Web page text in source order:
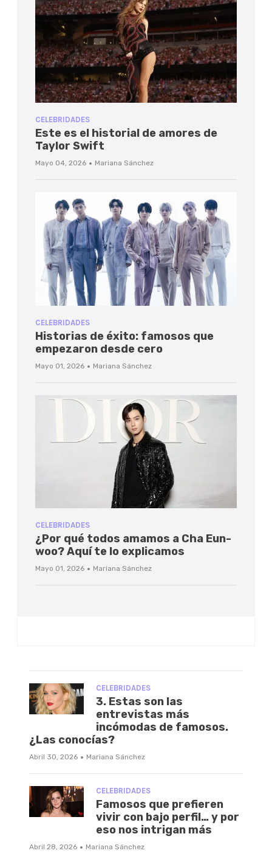
CELEBRIDADES
Este es el historial de amores de
Taylor Swift
Mayo 04, 2026 · Mariana Sánchez
CELEBRIDADES
Historias de éxito: famosos que
empezaron desde cero
Mayo 01, 2026 · Mariana Sánchez
CELEBRIDADES
¿Por qué todos amamos a Cha Eun-
woo? Aquí te lo explicamos
Mayo 01, 2026 · Mariana Sánchez
CELEBRIDADES
3. Estas son las
entrevistas más
incómodas de famosos.
¿Las conocías?
Abril 30, 2026 · Mariana Sánchez
CELEBRIDADES
Famosos que prefieren
vivir con bajo perfil… y por
eso nos intrigan más
Abril 28, 2026 · Mariana Sánchez